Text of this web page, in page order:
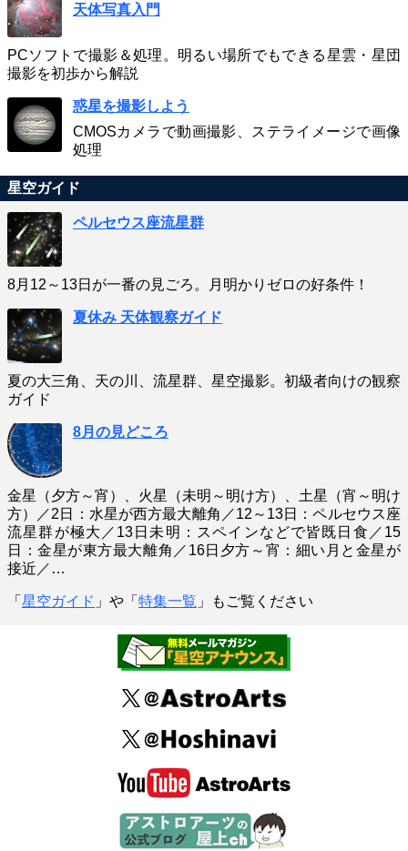
天体写真入門
PCソフトで撮影＆処理。明るい場所でもできる星雲・星団
撮影を初歩から解説
惑星を撮影しよう
CMOSカメラで動画撮影、ステライメージで画像
処理
星空ガイド
ペルセウス座流星群
8月12～13日が一番の見ごろ。月明かりゼロの好条件！
夏休み 天体観察ガイド
夏の大三角、天の川、流星群、星空撮影。初級者向けの観察
ガイド
8月の見どころ
金星（夕方～宵）、火星（未明～明け方）、土星（宵～明け
方）／2日：水星が西方最大離角／12～13日：ペルセウス座
流星群が極大／13日未明：スペインなどで皆既日食／15
日：金星が東方最大離角／16日夕方～宵：細い月と金星が
接近／…
「 星空ガイド 」や「 特集一覧 」もご覧ください